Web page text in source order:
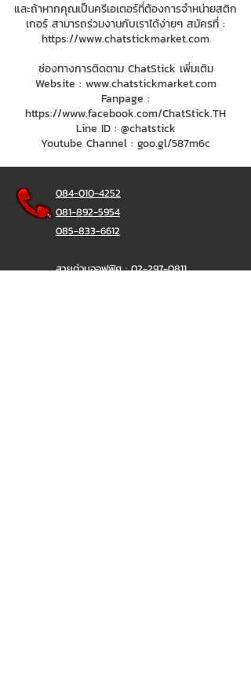
และถ้าหากคุณเป็นครีเอเตอร์ที่ต้องการจำหน่ายสติก
เกอร์ สามารถร่วมงานกับเราได้ง่ายๆ สมัครที่ :
https://www.chatstickmarket.com
ช่องทางการติดตาม ChatStick เพิ่มเติม
Website : www.chatstickmarket.com
Fanpage :
https://www.facebook.com/ChatStick.TH
Line ID : @chatstick
Youtube Channel : goo.gl/587m6c
084-010-4252
081-892-5954
085-833-6612
สายด่วนออฟฟิศ :02-297-0811